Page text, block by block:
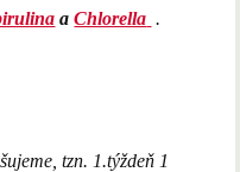
aChlorella .
tzn. 1.týždeň 1